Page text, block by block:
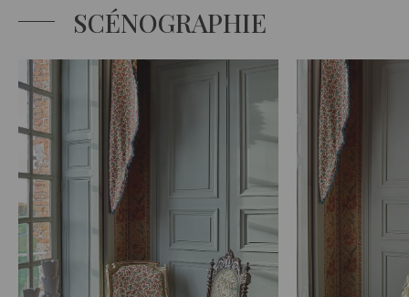
SCÉNOGRAPHIE